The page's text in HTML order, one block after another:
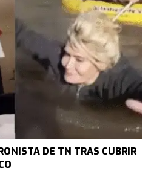
DE TN TRAS CUBRIR